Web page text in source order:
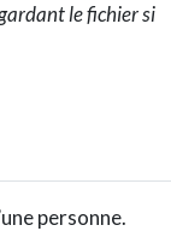
le fichier si
personne.